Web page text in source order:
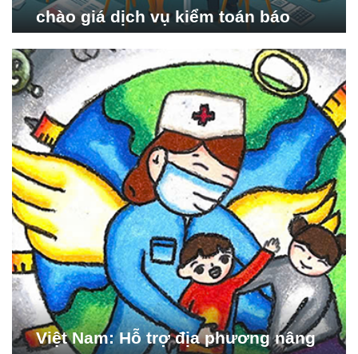
chào giá dịch vụ kiểm toán báo
Nghiên cứu Phát triển Xã
hội_ISDS)
Việt Nam: Hỗ trợ địa phương nâng